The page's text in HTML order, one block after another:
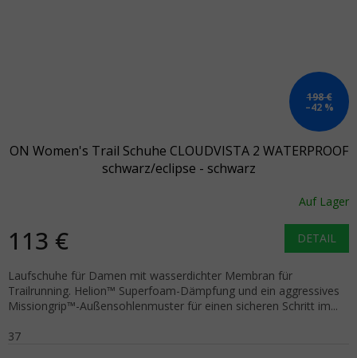
198 €
–42 %
ON Women's Trail Schuhe CLOUDVISTA 2 WATERPROOF
schwarz/eclipse - schwarz
Auf Lager
113 € DETAIL
Laufschuhe für Damen mit wasserdichter Membran für
Trailrunning. Helion™ Superfoam-Dämpfung und ein aggressives
Missiongrip™-Außensohlenmuster für einen sicheren Schritt im...
37